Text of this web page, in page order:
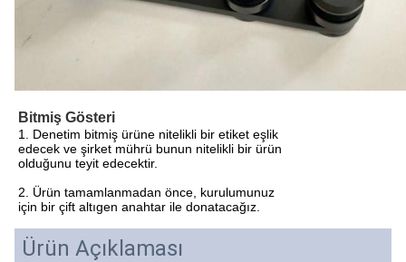
Bitmiş Gösteri
1. Denetim bitmiş ürüne nitelikli bir etiket eşlik
edecek ve şirket mührü bunun nitelikli bir ürün
olduğunu teyit edecektir.
2. Ürün tamamlanmadan önce, kurulumunuz
için bir çift altıgen anahtar ile donatacağız.
Ürün Açıklaması